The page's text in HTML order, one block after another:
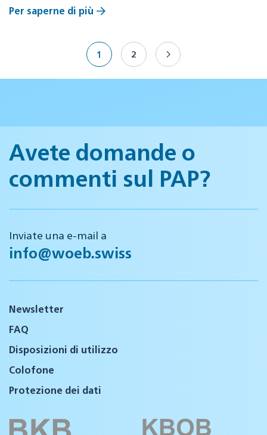
Per saperne di più
1 2
Avete domande o
commenti sul PAP?
Inviate una e-mail a
info@woeb.swiss
Newsletter
FAQ
Disposizioni di utilizzo
Colofone
Protezione dei dati